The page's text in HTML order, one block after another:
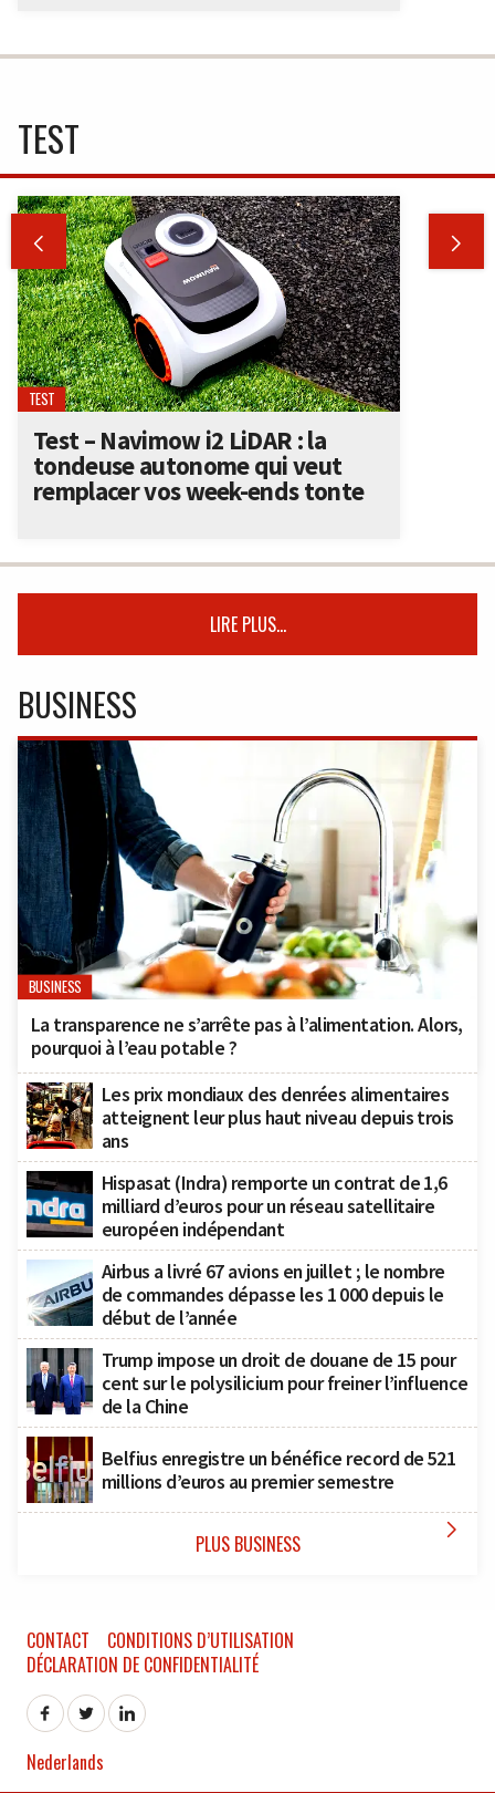
TEST
 
TEST
Test – Navimow i2 LiDAR : la
tondeuse autonome qui veut
remplacer vos week-ends tonte
LIRE PLUS...
BUSINESS
BUSINESS
La transparence ne s’arrête pas à l’alimentation. Alors,
pourquoi à l’eau potable ?
Les prix mondiaux des denrées alimentaires
atteignent leur plus haut niveau depuis trois
ans
Hispasat (Indra) remporte un contrat de 1,6
milliard d’euros pour un réseau satellitaire
européen indépendant
Airbus a livré 67 avions en juillet ; le nombre
de commandes dépasse les 1 000 depuis le
début de l’année
Trump impose un droit de douane de 15 pour
cent sur le polysilicium pour freiner l’influence
de la Chine
Belfius enregistre un bénéfice record de 521
millions d’euros au premier semestre
PLUS BUSINESS 
CONTACT
CONDITIONS D’UTILISATION
DÉCLARATION DE CONFIDENTIALITÉ
Nederlands